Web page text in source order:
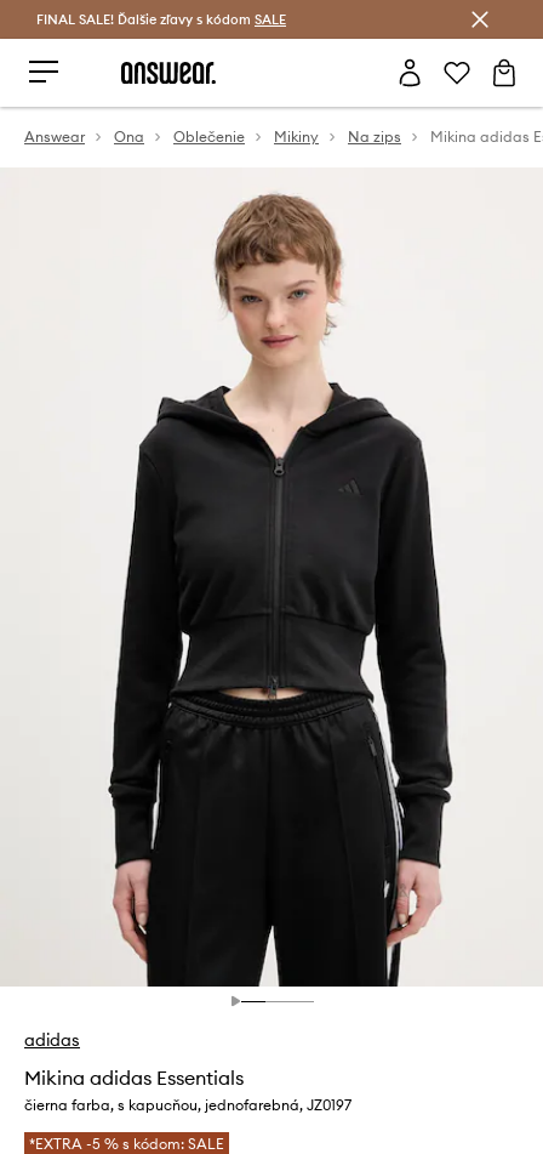
Šetrite s Answear Club >
FINAL SALE! Ďalšie zľavy s kódom SALE
Answear Ona Oblečenie Mikiny Na zips Mikina adidas
adidas
Mikina adidas Essentials
čierna farba, s kapucňou, jednofarebná, JZ0197
*EXTRA -5 % s kódom: SALE